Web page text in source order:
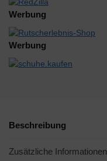
Werbung
Werbung
Beschreibung
Zusätzliche Informationen